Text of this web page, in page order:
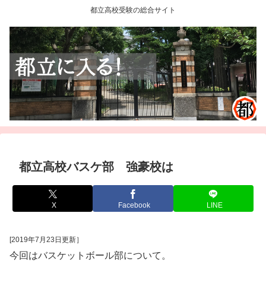
都立高校受験の総合サイト
都立高校バスケ部 強豪校は
X Facebook LINE
[2019年7月23日更新］
今回はバスケットボール部について。